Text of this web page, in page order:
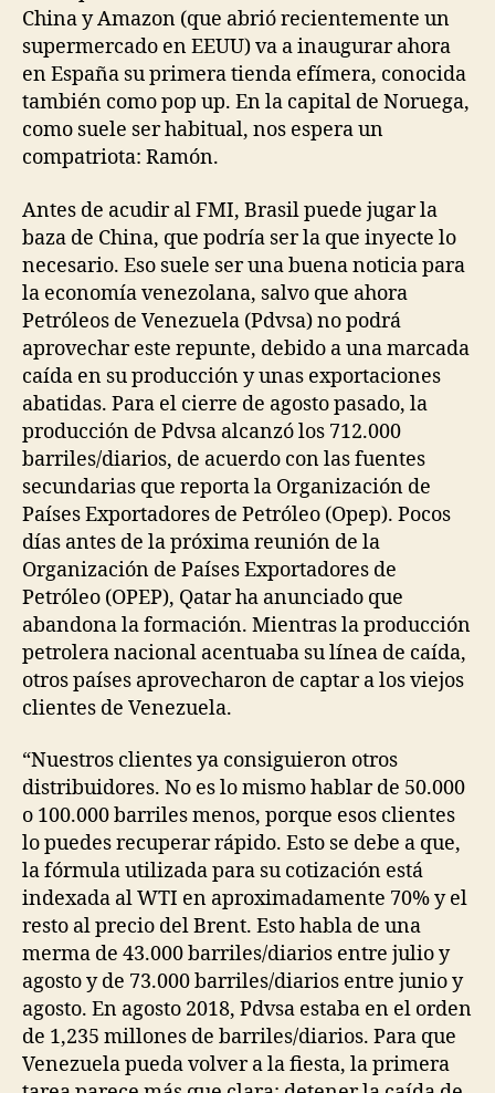
China y Amazon (que abrió recientemente un
supermercado en EEUU) va a inaugurar ahora
en España su primera tienda efímera, conocida
también como pop up. En la capital de Noruega,
como suele ser habitual, nos espera un
compatriota: Ramón.
Antes de acudir al FMI, Brasil puede jugar la
baza de China, que podría ser la que inyecte lo
necesario. Eso suele ser una buena noticia para
la economía venezolana, salvo que ahora
Petróleos de Venezuela (Pdvsa) no podrá
aprovechar este repunte, debido a una marcada
caída en su producción y unas exportaciones
abatidas. Para el cierre de agosto pasado, la
producción de Pdvsa alcanzó los 712.000
barriles/diarios, de acuerdo con las fuentes
secundarias que reporta la Organización de
Países Exportadores de Petróleo (Opep). Pocos
días antes de la próxima reunión de la
Organización de Países Exportadores de
Petróleo (OPEP), Qatar ha anunciado que
abandona la formación. Mientras la producción
petrolera nacional acentuaba su línea de caída,
otros países aprovecharon de captar a los viejos
clientes de Venezuela.
“Nuestros clientes ya consiguieron otros
distribuidores. No es lo mismo hablar de 50.000
o 100.000 barriles menos, porque esos clientes
lo puedes recuperar rápido. Esto se debe a que,
la fórmula utilizada para su cotización está
indexada al WTI en aproximadamente 70% y el
resto al precio del Brent. Esto habla de una
merma de 43.000 barriles/diarios entre julio y
agosto y de 73.000 barriles/diarios entre junio y
agosto. En agosto 2018, Pdvsa estaba en el orden
de 1,235 millones de barriles/diarios. Para que
Venezuela pueda volver a la fiesta, la primera